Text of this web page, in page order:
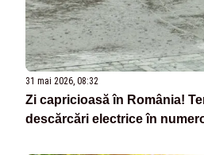
31 mai 2026, 08:32
Zi capricioasă în România!
descărcări electrice în